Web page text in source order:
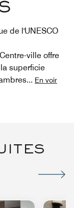
de l'UNESCO
ville offre
superficie
... En voir